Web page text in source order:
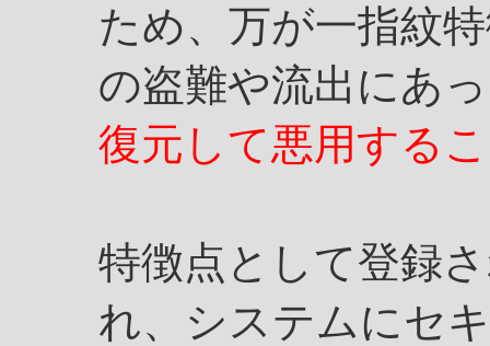
ため、万が一指紋
の盗難や流出にあ
復元して悪用する
特徴点として登録
れ、システムにセ